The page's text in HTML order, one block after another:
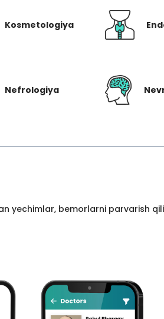
Kosmetologiya
Nefrologiya
yechimlar, bemorlarni parvarish